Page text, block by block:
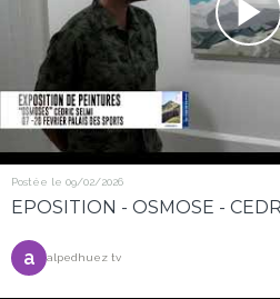
Postée le 09/02/2026
EPOSITION - OSMOSE -
a alpedhuez tv